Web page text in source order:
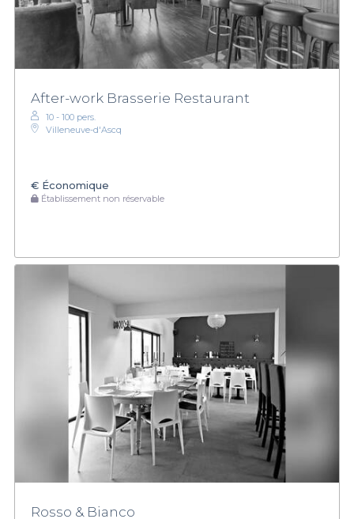
After-work Brasserie Restaurant
10 - 100 pers.
Villeneuve-d'Ascq
€ Économique
Établissement non réservable
Rosso & Bianco